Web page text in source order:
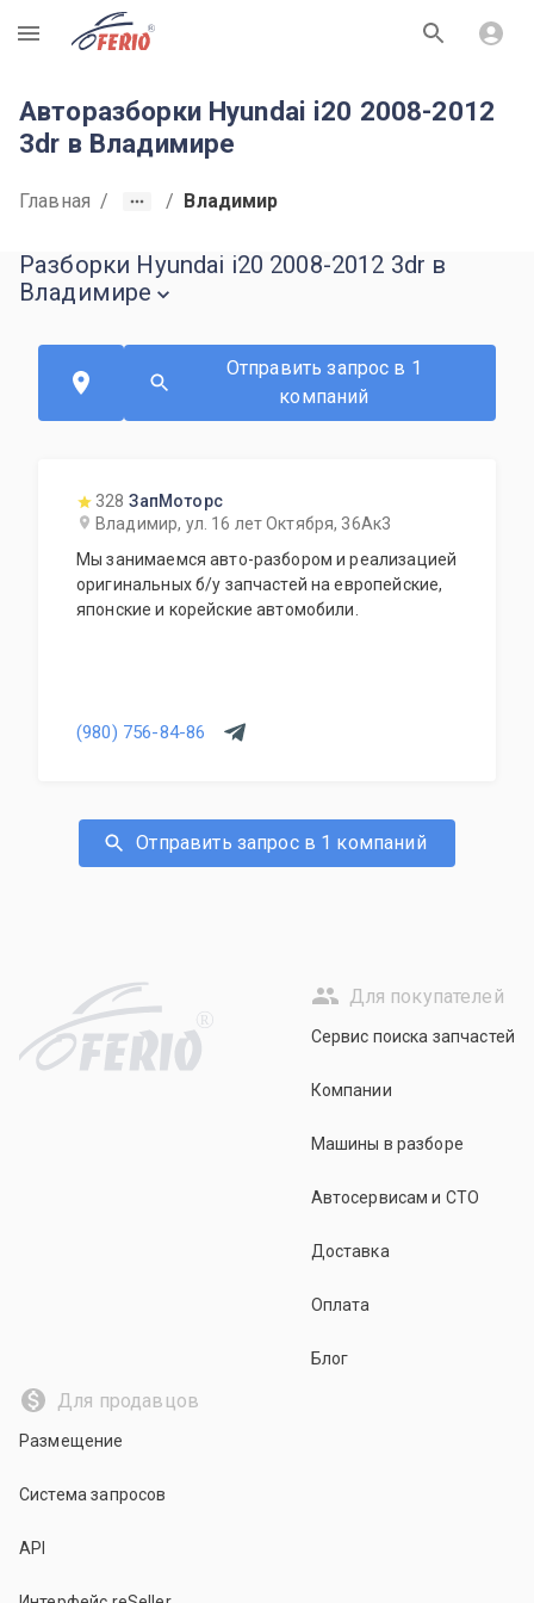
R
Авторазборки Hyundai i20 2008-2012
3dr в Владимире
Главная / / Владимир
Разборки Hyundai i20 2008-2012 3dr в
Владимире
Отправить запрос в 1
компаний
328 ЗапМоторс
Владимир, ул. 16 лет Октября, 36Ак3
Мы занимаемся авто-разбором и реализацией
оригинальных б/у запчастей на европейские,
японские и корейские автомобили.
(980) 756-84-86
Отправить запрос в 1 компаний
R
Для покупателей
Сервис поиска запчастей
Компании
Машины в разборе
Автосервисам и СТО
Доставка
Оплата
Блог
Для продавцов
Размещение
Система запросов
API